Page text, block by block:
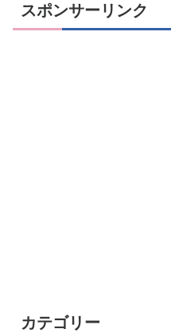
スポンサーリンク
カテゴリー